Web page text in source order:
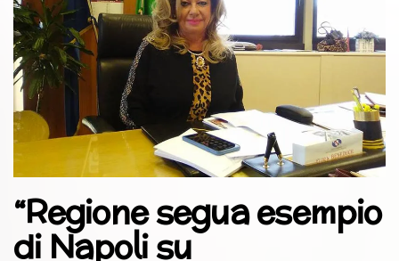
“Regione segua esempio
di Napoli su